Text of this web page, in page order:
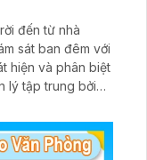
đến từ nhà
sát ban đêm với
hiện và phân biệt
lý tập trung bởi